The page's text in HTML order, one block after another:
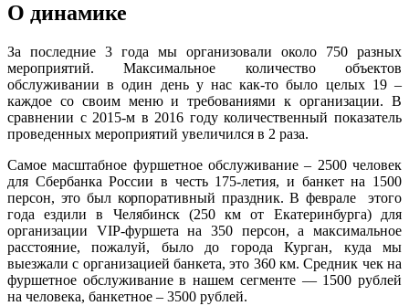
О динамике
За последние 3 года мы организовали около 750 разных
мероприятий. Максимальное количество объектов
обслуживании в один день у нас как-то было целых 19 –
каждое со своим меню и требованиями к организации. В
сравнении с 2015-м в 2016 году количественный показатель
проведенных мероприятий увеличился в 2 раза.
Самое масштабное фуршетное обслуживание – 2500 человек
для Сбербанка России в честь 175-летия, и банкет на 1500
персон, это был корпоративный праздник. В феврале этого
года ездили в Челябинск (250 км от Екатеринбурга) для
организации VIP-фуршета на 350 персон, а максимальное
расстояние, пожалуй, было до города Курган, куда мы
выезжали с организацией банкета, это 360 км. Средник чек на
фуршетное обслуживание в нашем сегменте — 1500 рублей
на человека, банкетное – 3500 рублей.